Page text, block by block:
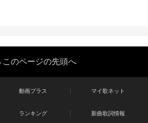
このページの先頭へ
動画プラス マイ歌ネット
ランキング 新曲歌詞情報